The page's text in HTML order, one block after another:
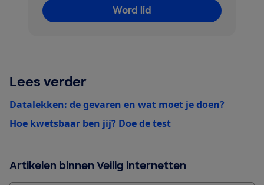
Word lid
Lees verder
Datalekken: de gevaren en wat moet je doen?
Hoe kwetsbaar ben jij? Doe de test
Artikelen binnen Veilig internetten